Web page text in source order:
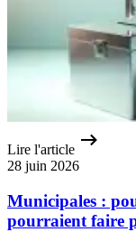
Lire l'article
28 juin 2026
Municipales :
pourraient faire